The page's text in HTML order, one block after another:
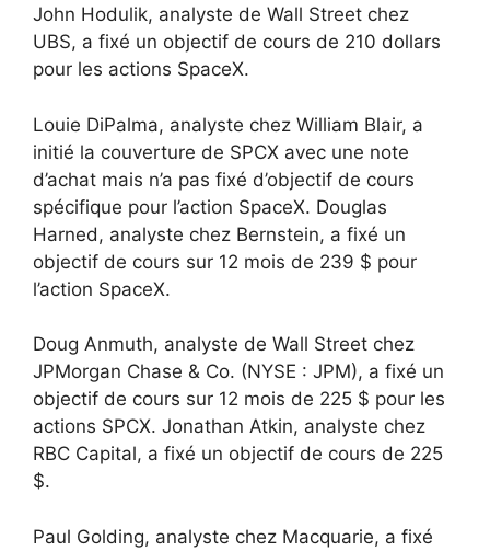
John Hodulik, analyste de Wall Street chez
UBS, a fixé un objectif de cours de 210 dollars
pour les actions SpaceX.
Louie DiPalma, analyste chez William Blair, a
initié la couverture de SPCX avec une note
d’achat mais n’a pas fixé d’objectif de cours
spécifique pour l’action SpaceX. Douglas
Harned, analyste chez Bernstein, a fixé un
objectif de cours sur 12 mois de 239 $ pour
l’action SpaceX.
Doug Anmuth, analyste de Wall Street chez
JPMorgan Chase & Co. (NYSE : JPM), a fixé un
objectif de cours sur 12 mois de 225 $ pour les
actions SPCX. Jonathan Atkin, analyste chez
RBC Capital, a fixé un objectif de cours de 225
$.
Paul Golding, analyste chez Macquarie, a fixé